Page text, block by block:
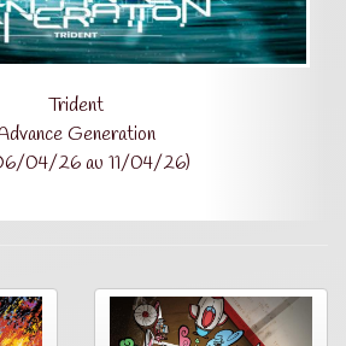
Trident
Generation
04/26 au 11/04/26)